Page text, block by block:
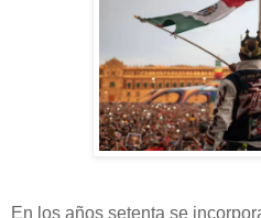
En los años setenta se